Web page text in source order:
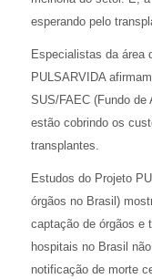
esperando pelo
Especialistas da área
PULSARVIDA
SUS/FAEC (Fundo
estão cobrindo os
transplantes.
Estudos do Projeto
órgãos no Brasil)
captação de órgãos e
hospitais no Brasil
notificação de morte